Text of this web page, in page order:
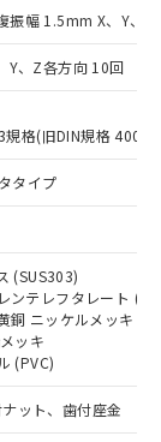
振幅 1.5mm X、Y、Z
Y、Z各方向 10回
格(旧DIN規格
タイプ
(SUS303)
ンテレフタレート
銅 ニッケルメッキ
ッキ
(PVC)
ット、歯付座金
り、閲
よび標
とをご
はお客
のオ
売員に
売拠
ご確認
当社の
たは開
サー
Web
必要が
、 カド
フェニル
酸ブチ
ブチル
ル
対する
える意
予定
ビフェ
エーテ
ル酸ジ
ベンジ
が基
害物
響を
、日本
引許
きを
、完
されな
イ
の他
一切
売する
容を当
は、
が違
、取
あり
、ま
制御
ご確
況の